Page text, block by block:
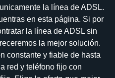
la línea de ADSL.
en esta página. Si por
la línea de ADSL sin
la mejor solución.
constante y fiable de hasta
red y teléfono fijo con